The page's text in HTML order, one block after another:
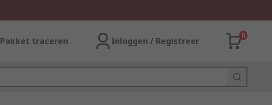
Pakket traceren Inloggen / Registreer
0